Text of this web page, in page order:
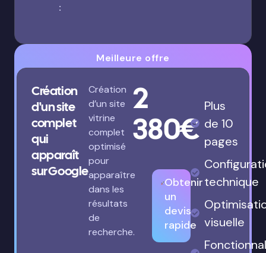
:
Meilleure offre
Création
d'un site
complet
qui
apparaît
sur Google
Création
d’un site
vitrine
complet
optimisé
pour
apparaître
dans les
résultats
de
recherche.
2
380€
Obtenir
un
devis
rapide
Plus
de 10
pages
technique
visuelle